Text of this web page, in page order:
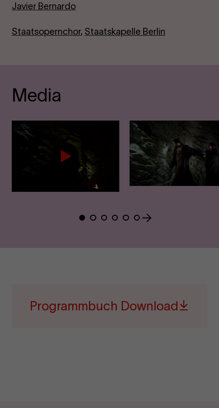
Javier Bernardo
Staatsopernchor, Staatskapelle Berlin
Media
ShowShowShowShowShow
Show
Programmbuch Download